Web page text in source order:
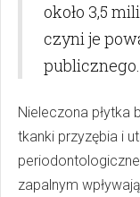
około 3,5
czyni je
publicznego.
Nieleczona płytka
tkanki przyzębia i
zapalnym